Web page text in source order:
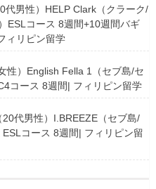
代男性）HELP Clark（クラーク/
ESLコース 8週間+10週間バギ
ィリピン留学
性）English Fella 1（セブ島/セ
コース 8週間| フィリピン留学
代男性）I.BREEZE（セブ島/
コース 8週間| フィリピン留